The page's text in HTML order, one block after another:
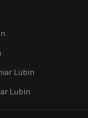
Lubin
Lubin